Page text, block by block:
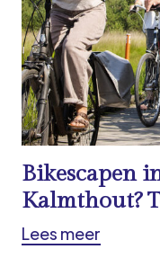
Bikescapen
Kalmthout?
Lees meer